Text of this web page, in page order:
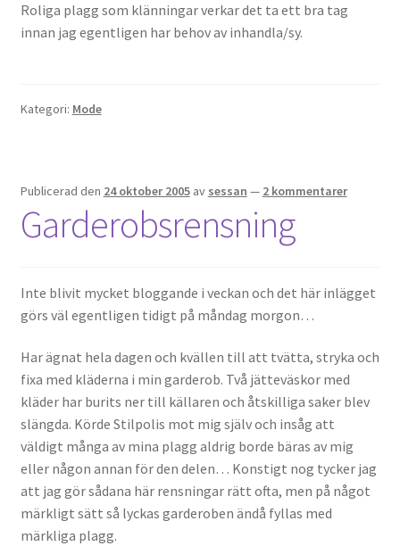
Roliga plagg som klänningar verkar det ta ett bra tag
innan jag egentligen har behov av inhandla/sy.
Kategori: Mode
Publicerad den 24 oktober 2005 av sessan — 2 kommentarer
Garderobsrensning
Inte blivit mycket bloggande i veckan och det här inlägget
görs väl egentligen tidigt på måndag morgon…
Har ägnat hela dagen och kvällen till att tvätta, stryka och
fixa med kläderna i min garderob. Två jätteväskor med
kläder har burits ner till källaren och åtskilliga saker blev
slängda. Körde Stilpolis mot mig själv och insåg att
väldigt många av mina plagg aldrig borde bäras av mig
eller någon annan för den delen… Konstigt nog tycker jag
att jag gör sådana här rensningar rätt ofta, men på något
märkligt sätt så lyckas garderoben ändå fyllas med
märkliga plagg.